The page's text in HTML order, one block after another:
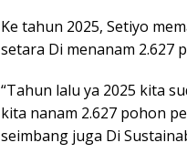
Ke tahun 2025, Setiyo
setara Di menanam 2.627
“Tahun lalu ya 2025 kita
kita nanam 2.627 pohon
seimbang juga Di